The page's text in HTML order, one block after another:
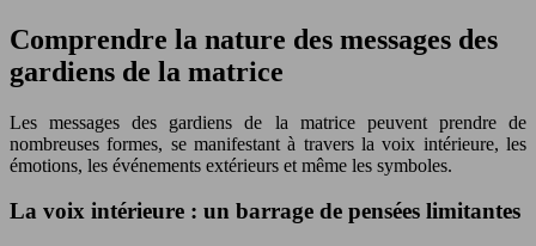
Comprendre la nature des messages des
gardiens de la matrice
Les messages des gardiens de la matrice peuvent prendre de
nombreuses formes, se manifestant à travers la voix intérieure, les
émotions, les événements extérieurs et même les symboles.
La voix intérieure : un barrage de pensées limitantes